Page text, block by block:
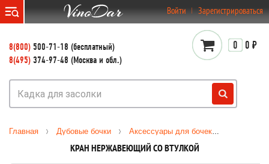
Войти Зарегистрироваться
8(800) 500-71-18 (бесплатный)
8(495) 374-97-48 (Москва и обл.)
0 0 ₽
Главная Дубовые бочки Аксессуары для бочек
КРАН НЕРЖАВЕЮЩИЙ СО ВТУЛКОЙ